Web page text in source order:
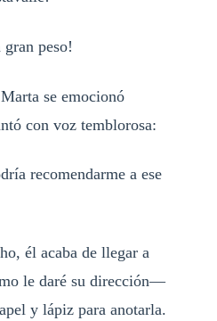
gran peso!
se emocionó
con voz temblorosa:
recomendarme a ese
él acaba de llegar a
le daré su dirección—
y lápiz para anotarla.